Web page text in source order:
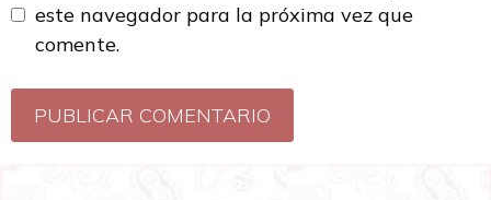
este navegador para la próxima vez que
comente.